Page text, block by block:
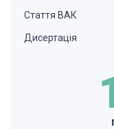
Стаття ВАК
Дисертація